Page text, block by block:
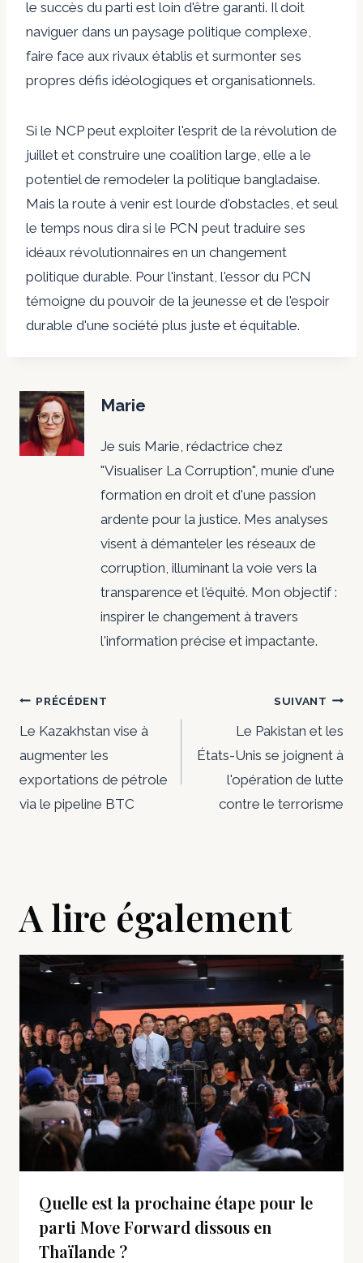
le succès du parti est loin d'être garanti. Il doit
naviguer dans un paysage politique complexe,
faire face aux rivaux établis et surmonter ses
propres défis idéologiques et organisationnels.
Si le NCP peut exploiter l'esprit de la révolution de
juillet et construire une coalition large, elle a le
potentiel de remodeler la politique bangladaise.
Mais la route à venir est lourde d'obstacles, et seul
le temps nous dira si le PCN peut traduire ses
idéaux révolutionnaires en un changement
politique durable. Pour l'instant, l'essor du PCN
témoigne du pouvoir de la jeunesse et de l'espoir
durable d'une société plus juste et équitable.
Marie
Je suis Marie, rédactrice chez
"Visualiser La Corruption", munie d'une
formation en droit et d'une passion
ardente pour la justice. Mes analyses
visent à démanteler les réseaux de
corruption, illuminant la voie vers la
transparence et l'équité. Mon objectif :
inspirer le changement à travers
l'information précise et impactante.
Navigation
de
l’article
PRÉCÉDENT
Le Kazakhstan vise à
augmenter les
exportations de pétrole
via le pipeline BTC
SUIVANT
Le Pakistan et les
États-Unis se joignent à
l'opération de lutte
contre le terrorisme
A lire également
Quelle est la prochaine étape pour le
parti Move Forward dissous en
Thaïlande ?